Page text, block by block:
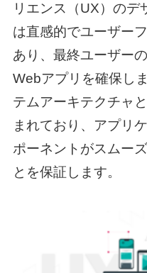
リエンス（UX）のデ
は直感的でユーザー
あり、最終ユーザー
Webアプリを確保し
テムアーキテクチャ
まれており、アプリ
ポーネントがスムー
とを保証します。